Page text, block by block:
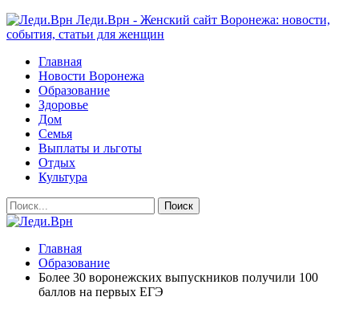
Леди.Врн - Женский сайт Воронежа: новости,
события, статьи для женщин
Главная
Новости Воронежа
Образование
Здоровье
Дом
Семья
Выплаты и льготы
Отдых
Культура
Главная
Образование
Более 30 воронежских выпускников получили 100
баллов на первых ЕГЭ